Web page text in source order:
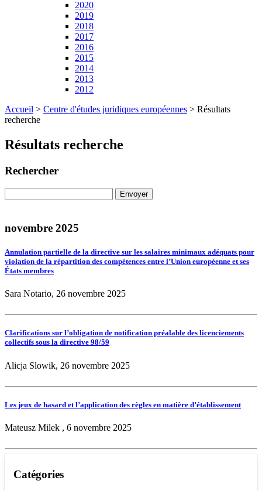
2020
2019
2018
2017
2016
2015
2014
2013
2012
Accueil > Centre d'études juridiques européennes > Résultats
recherche
Résultats recherche
Rechercher
novembre 2025
Annulation partielle de la directive sur les salaires minimaux adéquats pour
violation de la répartition des compétences entre l’Union européenne et ses
États membres
Sara Notario, 26 novembre 2025
Clarifications sur l’obligation de notification préalable des licenciements
collectifs sous la directive 98/59
Alicja Slowik, 26 novembre 2025
Les jeux de hasard et l’application des règles en matière d’établissement
Mateusz Milek , 6 novembre 2025
Catégories